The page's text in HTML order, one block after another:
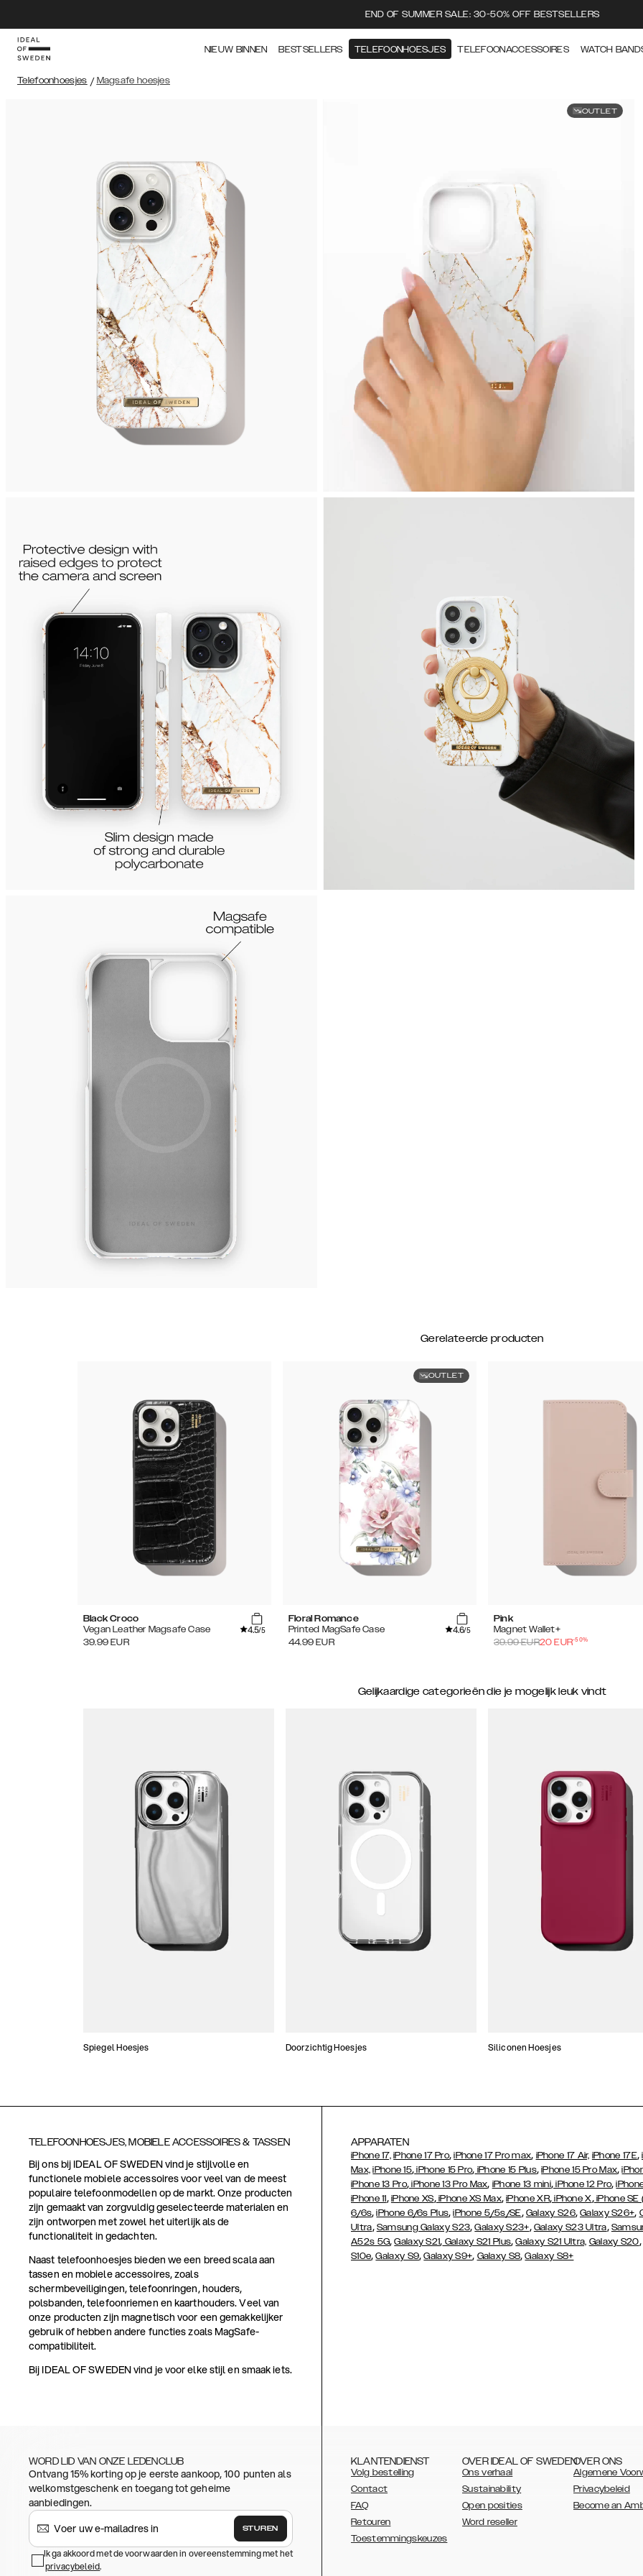
END OF SUMMER SALE: 30-50% OFF BESTSELLERS
NIEUW BINNEN BESTSELLERS TELEFOONHOESJES TELEFOONACCESSOIRES WATCH
Telefoonhoesjes / Magsafe hoesjes
OUTLET
Gerelateerde producten
Black Croco
Vegan Leather Magsafe Case
4.5/5
39.99 EUR
OUTLET
Floral Romance
Printed MagSafe Case
4.6/5
44.99 EUR
Pink
Magnet Wallet+
39.99EUR20 EUR-50%
Gelijkaardige categorieën die je mogelijk leuk vindt
Spiegel Hoesjes Doorzichtig Hoesjes Siliconen Hoesjes
TELEFOONHOESJES, MOBIELE ACCESSOIRES & TASSEN
Bij ons bij IDEAL OF SWEDEN vind je stijlvolle en
functionele mobiele accessoires voor veel van de meest
populaire telefoonmodellen op de markt. Onze producten
zijn gemaakt van zorgvuldig geselecteerde materialen en
zijn ontworpen met zowel het uiterlijk als de
functionaliteit in gedachten.
Naast telefoonhoesjes bieden we een breed scala aan
tassen en mobiele accessoires, zoals
schermbeveiligingen, telefoonringen, houders,
polsbanden, telefoonriemen en kaarthouders. Veel van
onze producten zijn magnetisch voor een gemakkelijker
gebruik of hebben andere functies zoals MagSafe-
compatibiliteit.
Bij IDEAL OF SWEDEN vind je voor elke stijl en smaak iets.
APPARATEN
iPhone 17, iPhone 17 Pro,iPhone 17 Pro max, iPhone 17 Air, iPhone 17E,
Max, iPhone 15, iPhone 15 Pro, iPhone 15 Plus,iPhone 15 Pro Max,
iPhone 13 Pro, iPhone 13 Pro Max, iPhone 13 mini,iPhone 12 Pro,
iPhone 11, iPhone XS,iPhone XS Max,iPhone XR,iPhone X,iPhone
6/6s,iPhone 6/6s Plus,iPhone 5/5s/SE, Galaxy S26,Galaxy S26+,
Ultra, Samsung Galaxy S23,Galaxy S23+, Galaxy S23 Ultra,
A52s 5G,Galaxy S21, Galaxy S21 Plus,Galaxy S21 Ultra, Galaxy S20,
S10e,Galaxy S9,Galaxy S9+, Galaxy S8,Galaxy S8+
WORD LID VAN ONZE LEDENCLUB
Ontvang 15% korting op je eerste aankoop, 100 punten als
welkomstgeschenk en toegang tot geheime
aanbiedingen.
STUREN
Ik ga akkoord met de voorwaarden in overeenstemming met het
privacybeleid.
KLANTENDIENST
Volg bestelling
Contact
FAQ
Retouren
Toestemmingskeuzes
OVER IDEAL OF SWEDEN
Ons verhaal
Sustainability
Open posities
Word reseller
OVER ONS
Algemene
Privacybeleid
Become an
AUSTRALIA